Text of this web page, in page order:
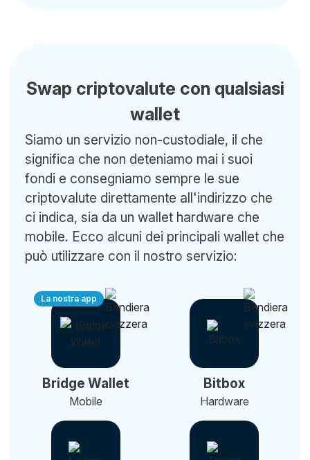
Swap criptovalute con qualsiasi
wallet
Siamo un servizio non-custodiale, il che
significa che non deteniamo mai i suoi
fondi e consegniamo sempre le sue
criptovalute direttamente all'indirizzo che
ci indica, sia da un wallet hardware che
mobile. Ecco alcuni dei principali wallet che
può utilizzare con il nostro servizio:
La nostra app
Bridge Wallet
Mobile
Bitbox
Hardware